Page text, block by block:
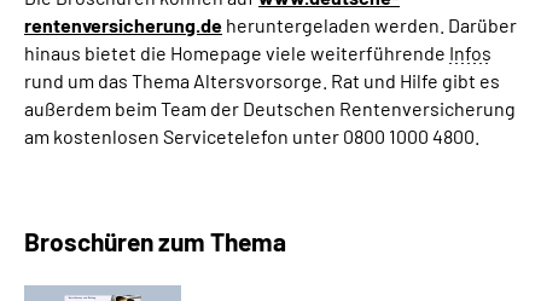
rentenversicherung.de heruntergeladen werden. Darüber
hinaus bietet die Homepage viele weiterführende Infos
rund um das Thema Altersvorsorge. Rat und Hilfe gibt es
außerdem beim Team der Deutschen Rentenversicherung
am kostenlosen Servicetelefon unter 0800 1000 4800.
Broschüren zum Thema